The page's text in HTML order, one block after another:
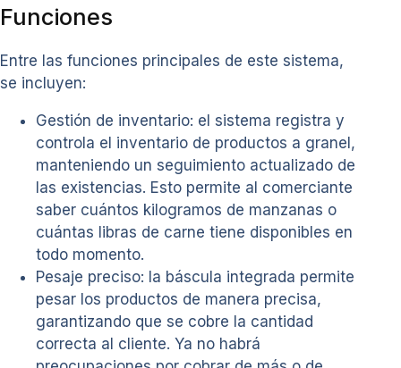
Funciones
Entre las funciones principales de este sistema,
se incluyen:
Gestión de inventario: el sistema registra y
controla el inventario de productos a granel,
manteniendo un seguimiento actualizado de
las existencias. Esto permite al comerciante
saber cuántos kilogramos de manzanas o
cuántas libras de carne tiene disponibles en
todo momento.
Pesaje preciso: la báscula integrada permite
pesar los productos de manera precisa,
garantizando que se cobre la cantidad
correcta al cliente. Ya no habrá